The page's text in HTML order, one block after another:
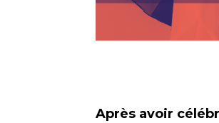
Après avoir